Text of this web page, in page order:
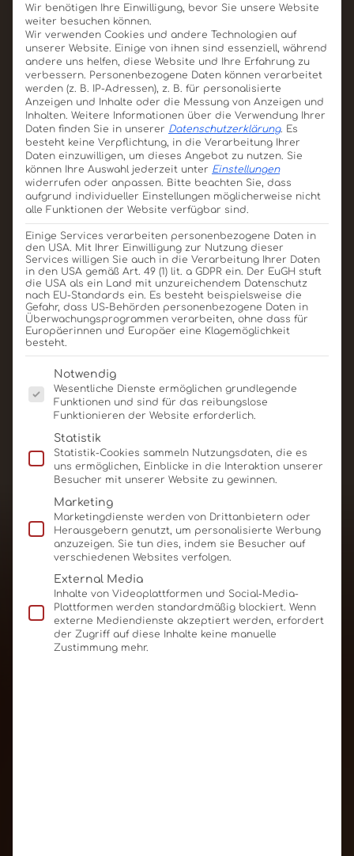
Pralinen Give Away Petite
35g
Produkt ansehen Für Angebot merken
Pralinenbox Elegance
Produkt ansehen Für Angebot merken
Wir benötigen Ihre Einwilligung, bevor Sie unsere Website
weiter besuchen können.
Wir verwenden Cookies und andere Technologien auf
unserer Website. Einige von ihnen sind essenziell, während
andere uns helfen, diese Website und Ihre Erfahrung zu
verbessern. Personenbezogene Daten können verarbeitet
werden (z. B. IP-Adressen), z. B. für personalisierte
Anzeigen und Inhalte oder die Messung von Anzeigen und
Inhalten. Weitere Informationen über die Verwendung Ihrer
Daten finden Sie in unserer Datenschutzerklärung. Es
besteht keine Verpflichtung, in die Verarbeitung Ihrer
Daten einzuwilligen, um dieses Angebot zu nutzen. Sie
können Ihre Auswahl jederzeit unter Einstellungen
widerrufen oder anpassen. Bitte beachten Sie, dass
aufgrund individueller Einstellungen möglicherweise nicht
alle Funktionen der Website verfügbar sind.
Einige Services verarbeiten personenbezogene Daten in
den USA. Mit Ihrer Einwilligung zur Nutzung dieser
Services willigen Sie auch in die Verarbeitung Ihrer Daten
in den USA gemäß Art. 49 (1) lit. a GDPR ein. Der EuGH stuft
die USA als ein Land mit unzureichendem Datenschutz
nach EU-Standards ein. Es besteht beispielsweise die
Gefahr, dass US-Behörden personenbezogene Daten in
Überwachungsprogrammen verarbeiten, ohne dass für
Europäerinnen und Europäer eine Klagemöglichkeit
besteht.
Es folgt eine Liste der Service-Gruppen, für die eine
Notwendig
Wesentliche Dienste ermöglichen grundlegende
Funktionen und sind für das reibungslose
Funktionieren der Website erforderlich.
Statistik
Statistik-Cookies sammeln Nutzungsdaten, die es
uns ermöglichen, Einblicke in die Interaktion unserer
Besucher mit unserer Website zu gewinnen.
Marketing
Marketingdienste werden von Drittanbietern oder
Herausgebern genutzt, um personalisierte Werbung
anzuzeigen. Sie tun dies, indem sie Besucher auf
verschiedenen Websites verfolgen.
External Media
Inhalte von Videoplattformen und Social-Media-
Plattformen werden standardmäßig blockiert. Wenn
externe Mediendienste akzeptiert werden, erfordert
der Zugriff auf diese Inhalte keine manuelle
Zustimmung mehr.